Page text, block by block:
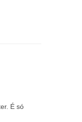
É só